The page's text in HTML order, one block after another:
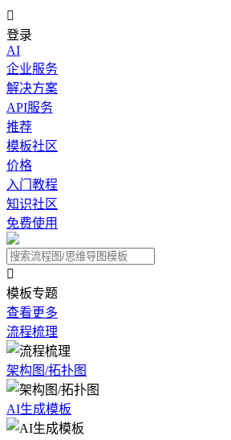

登录
AI
企业服务
解决方案
API服务
推荐
模板社区
价格
入门教程
知识社区
免费使用

模板专题
查看更多
流程梳理
架构图/拓扑图
AI生成模板